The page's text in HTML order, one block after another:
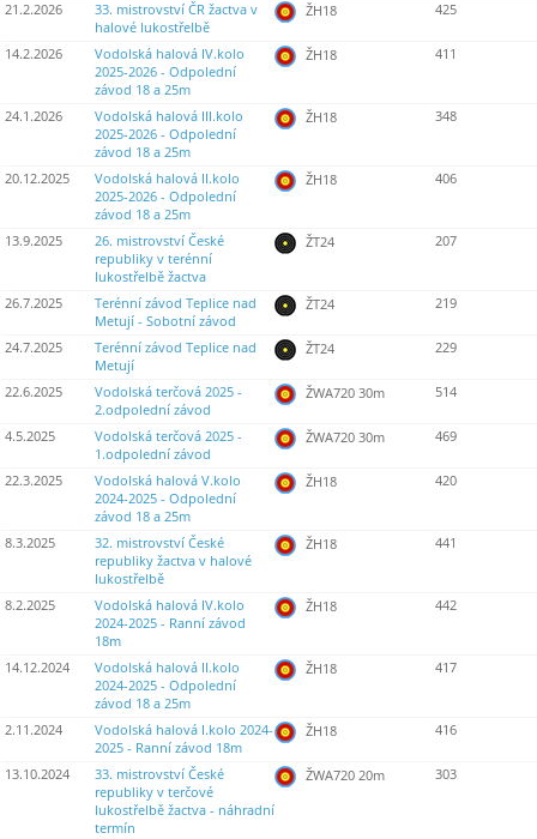
21.2.2026
33. mistrovství ČR žactva v
halové lukostřelbě
ŽH18 425
14.2.2026
Vodolská halová IV.kolo
2025-2026 - Odpolední
závod 18 a 25m
ŽH18 411
24.1.2026
Vodolská halová III.kolo
2025-2026 - Odpolední
závod 18 a 25m
ŽH18 348
20.12.2025
Vodolská halová II.kolo
2025-2026 - Odpolední
závod 18 a 25m
ŽH18 406
13.9.2025
26. mistrovství České
republiky v terénní
lukostřelbě žactva
ŽT24 207
26.7.2025
Terénní závod Teplice nad
Metují - Sobotní závod
ŽT24 219
24.7.2025
Terénní závod Teplice nad
Metují
ŽT24 229
22.6.2025
Vodolská terčová 2025 -
2.odpolední závod
ŽWA720 30m 514
4.5.2025
Vodolská terčová 2025 -
1.odpolední závod
ŽWA720 30m 469
22.3.2025
Vodolská halová V.kolo
2024-2025 - Odpolední
závod 18 a 25m
ŽH18 420
8.3.2025
32. mistrovství České
republiky žactva v halové
lukostřelbě
ŽH18 441
8.2.2025
Vodolská halová IV.kolo
2024-2025 - Ranní závod
18m
ŽH18 442
14.12.2024
Vodolská halová II.kolo
2024-2025 - Odpolední
závod 18 a 25m
ŽH18 417
2.11.2024
Vodolská halová I.kolo 2024-
2025 - Ranní závod 18m
ŽH18 416
13.10.2024
33. mistrovství České
republiky v terčové
lukostřelbě žactva - náhradní
termín
ŽWA720 20m 303